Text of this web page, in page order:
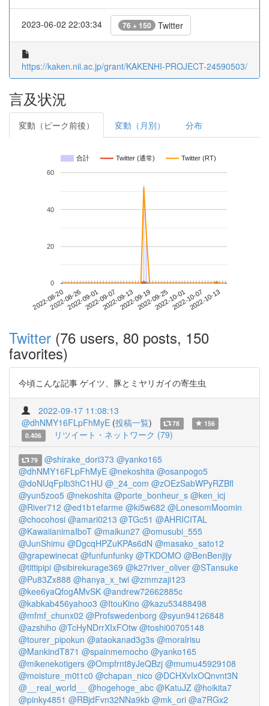
2023-06-02 22:03:34 76 + 150 Twitter
https://kaken.nii.ac.jp/grant/KAKENHI-PROJECT-24590503/
言及状況
変動（ピーク前後） 変動（月別） 分布
合計 Twitter (通常) Twitter (RT)
2022-08-202022-08-262022-09-012022-09-072022-09-132022-09-192022-09-252022-10-012022-10-072022-10-13
0
20
40
60
Twitter (76 users, 80 posts, 150
favorites)
今頃こんな記事 ゲイツ、豚とミヤリガイの寄生虫
2022-09-17 11:08:13
@dhNMY16FLpFhMyE (投稿一覧) 78
156
0.406
リツイート・ネットワーク (79)
79 @shirake_dori373 @yanko165
@dhNMY16FLpFhMyE @nekoshita @osanpogo5
@doNUqFplb3hC1HU @_24_com @zOEzSabWPyRZBfl
@yun5zoo5 @nekoshita @porte_bonheur_s @ken_icj
@River712 @ed1b1efarme @ki5w682 @LonesomMoomin
@chocohosi @amari0213 @TGc51 @AHRICITAL
@KawaiianimaIboT @maikun27 @omusubi_555
@JunShimu @DgcqHPZuKPAs6dN @masako_sato12
@grapewinecat @funfunfunky @TKDOMO @BenBenjijy
@tittipipi @sibirekurage369 @k27river_oliver @STansuke
@Pu83Zx888 @hanya_x_twi @zmmzaji123
@kee6yaQfogAMvSK @andrew72662885c
@kabkab456yahoo3 @ItouKino @kazu53488498
@mfmf_chunx02 @Profswedenborg @syun94126848
@azshiho @TcHyNDrrXIxFOtw @toshi00705148
@tourer_pipokun @ataokanad3g3s @moralrisu
@MankindT871 @spainmemocho @yanko165
@mikenekotigers @Ompfrnt8yJeQBzj @mumu45929108
@moisture_m0t1c0 @chapan_nico @DCHXvIxOQnvnt3N
@__real_world__
@hogehoge_abc @KatuJZ @hoikita7
@pinky4851 @RBjdFvn32NNa9kb @mk_ori @a7RGx2